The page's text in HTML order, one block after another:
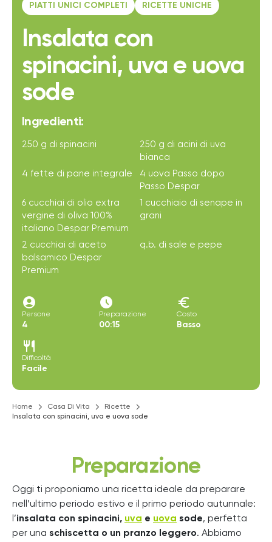
PIATTI UNICI COMPLETI RICETTE UNICHE
Insalata con
spinacini, uva e uova
sode
Ingredienti:
250 g di spinacini
250 g di acini di uva
bianca
4 fette di pane integrale
4 uova Passo dopo
Passo Despar
6 cucchiai di olio extra
vergine di oliva 100%
italiano Despar Premium
1 cucchiaio di senape in
grani
2 cucchiai di aceto
balsamico Despar
Premium
q.b. di sale e pepe
account_circle
Persone
4
access_time_filled
Preparazione
00:15
euro
Costo
Basso
restaurant
Difficoltà
Facile
Home Casa Di Vita
Ricette
Insalata con spinacini, uva e uova sode
Preparazione
Oggi ti proponiamo una ricetta ideale da preparare
nell’ultimo periodo estivo e il primo periodo autunnale:
l’insalata con spinacini, uva e uova sode, perfetta
per una schiscetta o un pranzo leggero. Abbiamo